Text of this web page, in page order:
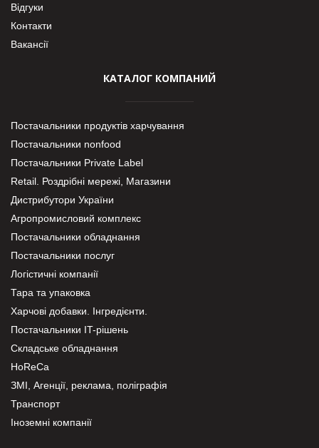
Відгуки
Контакти
Вакансії
КАТАЛОГ КОМПАНИЙ
Постачальники продуктів харчування
Постачальники nonfood
Постачальники Private Label
Retail. Роздрібні мережі, Магазини
Дистрибутори України
Агропромисловий комплекс
Постачальники обладнання
Постачальники послуг
Логістичні компанії
Тара та упаковка
Харчові добавки. Інгредієнти.
Постачальники IT-рішень
Складське обладнання
HoReCa
ЗМІ, Агенції, реклама, поліграфія
Транспорт
Іноземні компанії